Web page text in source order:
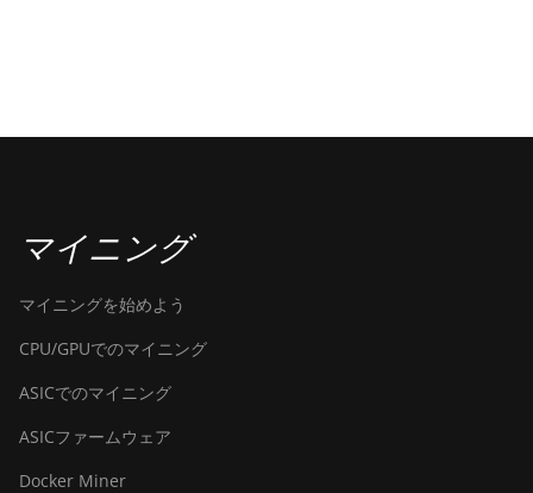
マイニング
マイニングを始めよう
CPU/GPUでのマイニング
ASICでのマイニング
ASICファームウェア
Docker Miner